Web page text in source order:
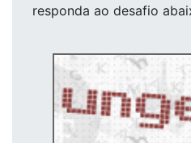
responda ao desafio